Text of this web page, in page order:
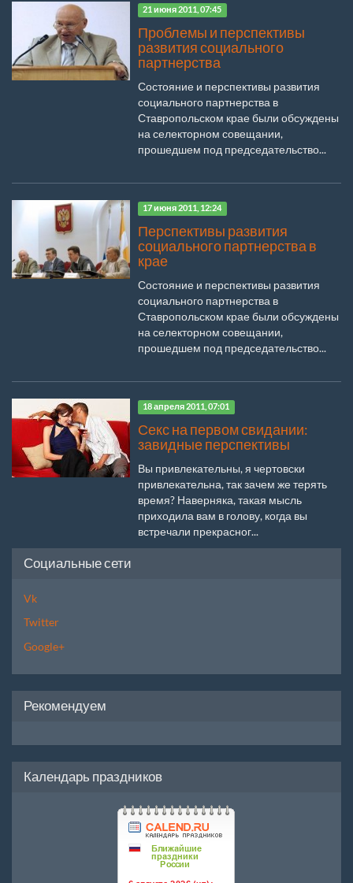
21 июня 2011, 07:45
Проблемы и перспективы
развития социального
партнерства
Состояние и перспективы развития
социального партнерства в
Ставропольском крае были обсуждены
на селекторном совещании,
прошедшем под председательство...
17 июня 2011, 12:24
Перспективы развития
социального партнерства в
крае
Состояние и перспективы развития
социального партнерства в
Ставропольском крае были обсуждены
на селекторном совещании,
прошедшем под председательство...
18 апреля 2011, 07:01
Секс на первом свидании:
завидные перспективы
Вы привлекательны, я чертовски
привлекательна, так зачем же терять
время? Наверняка, такая мысль
приходила вам в голову, когда вы
встречали прекрасног...
Социальные сети
Vk
Twitter
Google+
Рекомендуем
Календарь праздников